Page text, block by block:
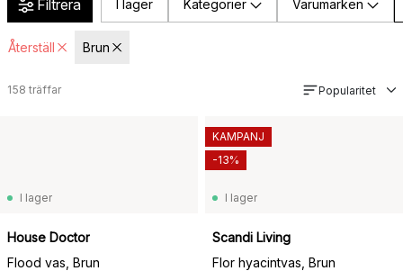
Filtrera I lager Kategorier Varumärken
Återställ Brun
158 träffar Popularitet
I lager
House Doctor
Flood vas, Brun
I lager
Scandi Living
Flor hyacintvas, Brun
KAMPANJ
-13%